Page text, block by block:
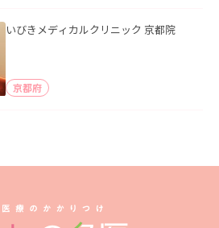
いびきメディカルクリニック 京都院
京都府